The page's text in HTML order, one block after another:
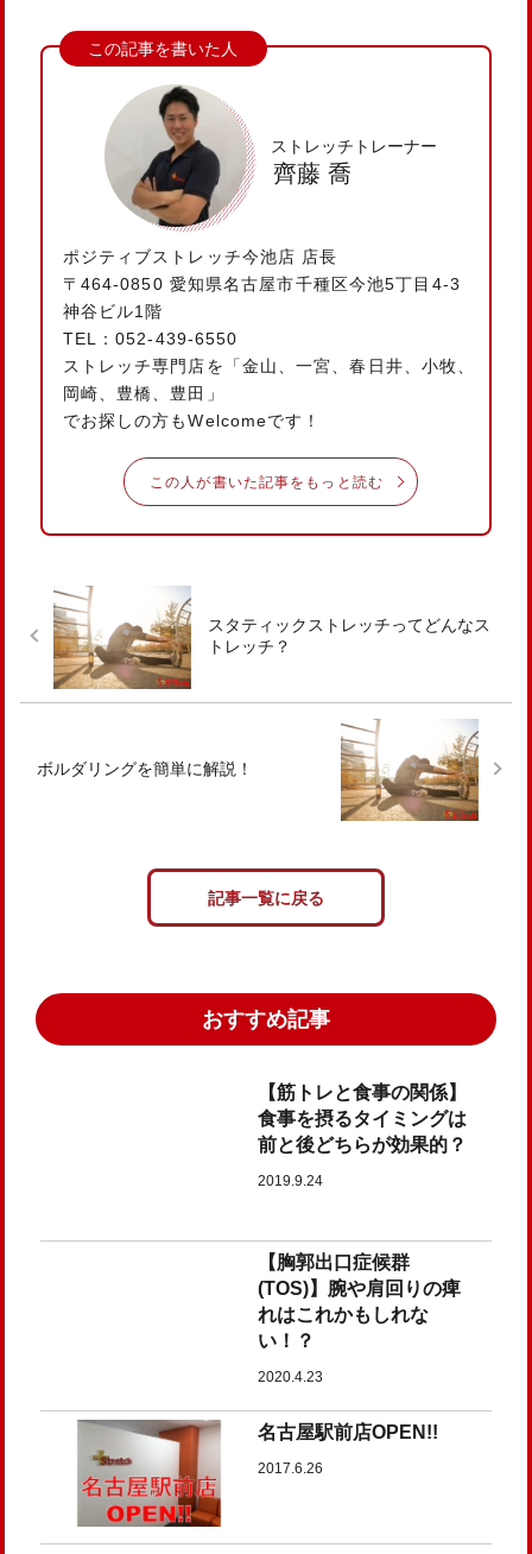
ストレッチトレーナー
齊藤 喬
ポジティブストレッチ今池店 店長
〒464-0850 愛知県名古屋市千種区今池5丁目4-3
神谷ビル1階
TEL：052-439-6550
ストレッチ専門店を「金山、一宮、春日井、小牧、
岡崎、豊橋、豊田」
でお探しの方もWelcomeです！
この人が書いた記事をもっと読む
スタティックストレッチってどんなス
トレッチ？
ボルダリングを簡単に解説！
記事一覧に戻る
おすすめ記事
【筋トレと食事の関係】
食事を摂るタイミングは
前と後どちらが効果的？
2019.9.24
【胸郭出口症候群
(TOS)】腕や肩回りの痺
れはこれかもしれな
い！？
2020.4.23
名古屋駅前店OPEN!!
2017.6.26